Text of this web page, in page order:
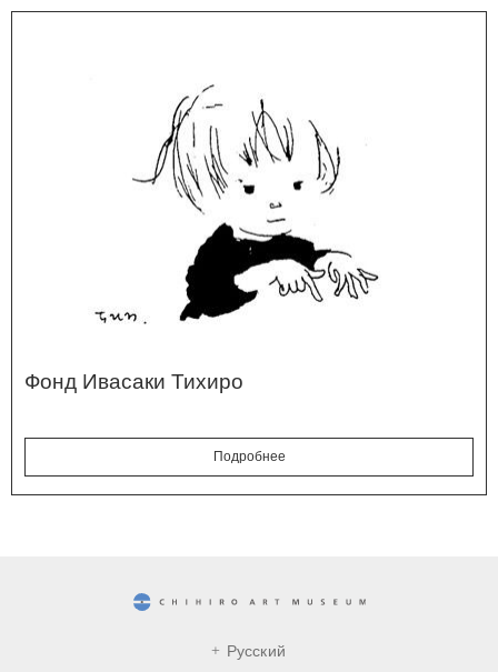
Фонд Ивасаки Тихиро
Подробнее
Русский